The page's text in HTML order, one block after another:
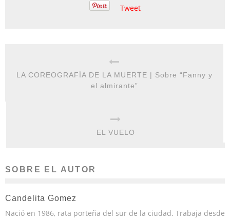
Tweet
LA COREOGRAFÍA DE LA MUERTE | Sobre “Fanny y
el almirante”
EL VUELO
SOBRE EL AUTOR
Candelita Gomez
Nació en 1986, rata porteña del sur de la ciudad. Trabaja desde